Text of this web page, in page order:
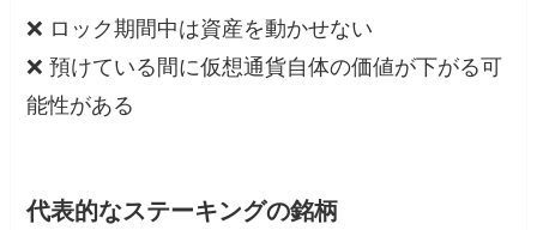
❌ ロック期間中は資産を動かせない
❌ 預けている間に仮想通貨自体の価値が下がる可
能性がある
代表的なステーキングの銘柄